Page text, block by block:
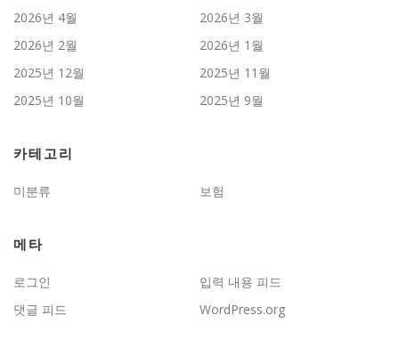
2026년 4월
2026년 3월
2026년 2월
2026년 1월
2025년 12월
2025년 11월
2025년 10월
2025년 9월
카테고리
미분류 보험
메타
로그인
입력 내용 피드
댓글 피드
WordPress.org